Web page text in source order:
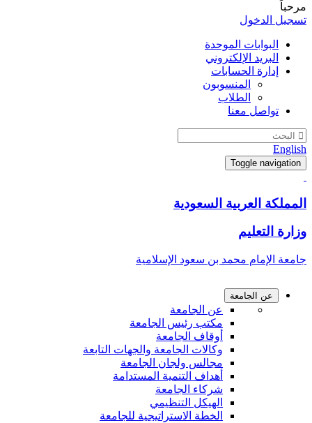
مرحباً
تسجيل الدخول
البوابات الموحدة
البريد الإلكتروني
إدارة الحسابات
المنسوبون
الطلاب
تواصل معنا
English
Toggle navigation
المملكة العربية السعودية
وزارة التعليم
جامعة الإمام محمد بن سعود الإسلامية
عن الجامعة
عن الجامعة
مكتب رئيس الجامعة
أوقاف الجامعة
وكالات الجامعة والجهات التابعة
مجالس ولجان الجامعة
أهداف التنمية المستدامة
شركاء الجامعة
الهيكل التنظيمي
الخطة الاستراتيجية للجامعة